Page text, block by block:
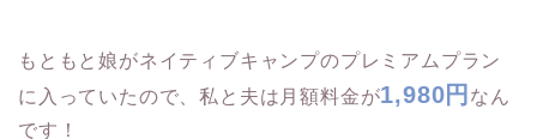
もともと娘がネイティブキャンプのプレミアムプラン
に入っていたので、私と夫は月額料金が1,980円 なん
です！